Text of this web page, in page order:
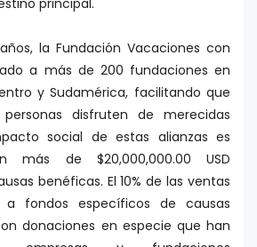
principal.
la Fundación Vacaciones con
a más de 200 fundaciones en
y Sudamérica, facilitando que
disfruten de merecidas
social de estas alianzas es
más de $20,000,000.00 USD
benéficas. El 10% de las ventas
fondos específicos de causas
donaciones en especie que han